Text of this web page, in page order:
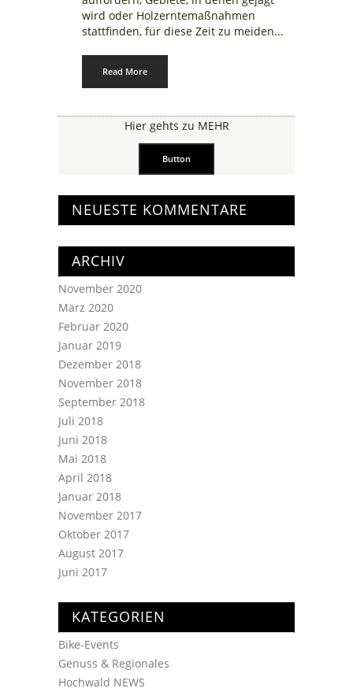
wird oder Holzerntemaßnahmen
stattfinden, für diese Zeit zu meiden...
Read More
Hier gehts zu MEHR
Button
NEUESTE KOMMENTARE
ARCHIV
November 2020
März 2020
Februar 2020
Januar 2019
Dezember 2018
November 2018
September 2018
Juli 2018
Juni 2018
Mai 2018
April 2018
Januar 2018
November 2017
Oktober 2017
August 2017
Juni 2017
KATEGORIEN
Bike-Events
Genuss & Regionales
Hochwald NEWS